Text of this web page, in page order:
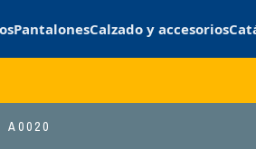
PantalonesCalzado y accesorios
A0020